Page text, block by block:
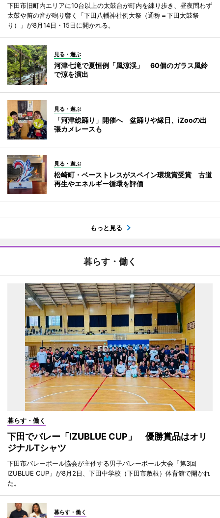
下田市旧町内エリアに10台以上の太鼓台が町内を練り歩き、昼夜問わず
太鼓や笛の音が鳴り響く「下田八幡神社例大祭（通称＝下田太鼓祭
り）」が8月14日・15日に開かれる。
見る・遊ぶ
河津七滝で夏恒例「風涼渓」 60個のガラス風鈴
で涼を演出
見る・遊ぶ
「河津総踊り」開催へ 盆踊りや縁日、iZooの出
張カメレースも
見る・遊ぶ
松崎町・ベーストレスがスペイン環境賞受賞 古道
再生やエネルギー循環を評価
もっと見る
暮らす・働く
暮らす・働く
下田でバレー「IZUBLUE CUP」 優勝賞品はオリ
ジナルTシャツ
下田市バレーボール協会が主催する男子バレーボール大会「第3回
IZUBLUE CUP」が8月2日、下田中学校（下田市敷根）体育館で開かれ
た。
暮らす・働く